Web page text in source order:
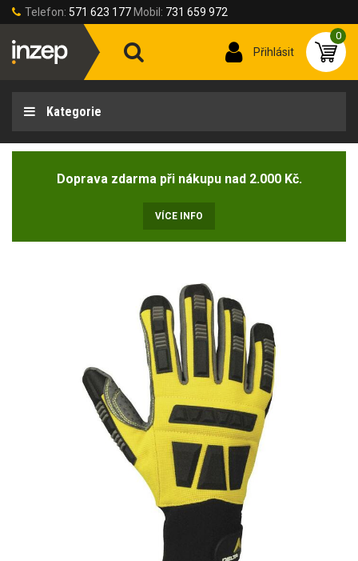
Telefon: 571 623 177 Mobil: 731 659 972
Přihlásit
0
Kategorie
Doprava zdarma při nákupu nad 2.000 Kč.
VÍCE INFO